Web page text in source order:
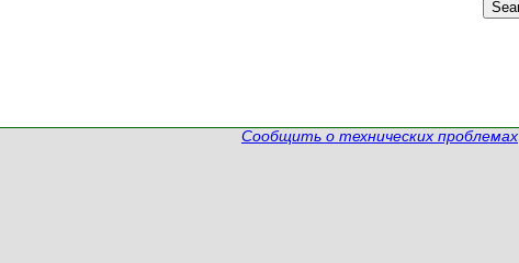
Сообщить о технических проблемах